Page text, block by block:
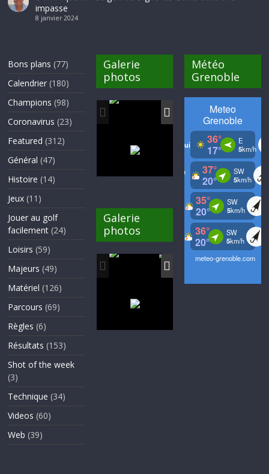
impasse
8 janvier 2024
Bons plans (77)
Calendrier (180)
Champions (98)
Coronavirus (23)
Featured (312)
Général (47)
Histoire (14)
Jeux (11)
Jouer au golf
facilement (24)
Loisirs (59)
Majeurs (49)
Matériel (126)
Parcours (69)
Règles (6)
Résultats (153)
Shot of the week
(3)
Technique (34)
Videos (60)
Web (39)
Galerie
photos
Galerie
photos
Météo
Grenoble